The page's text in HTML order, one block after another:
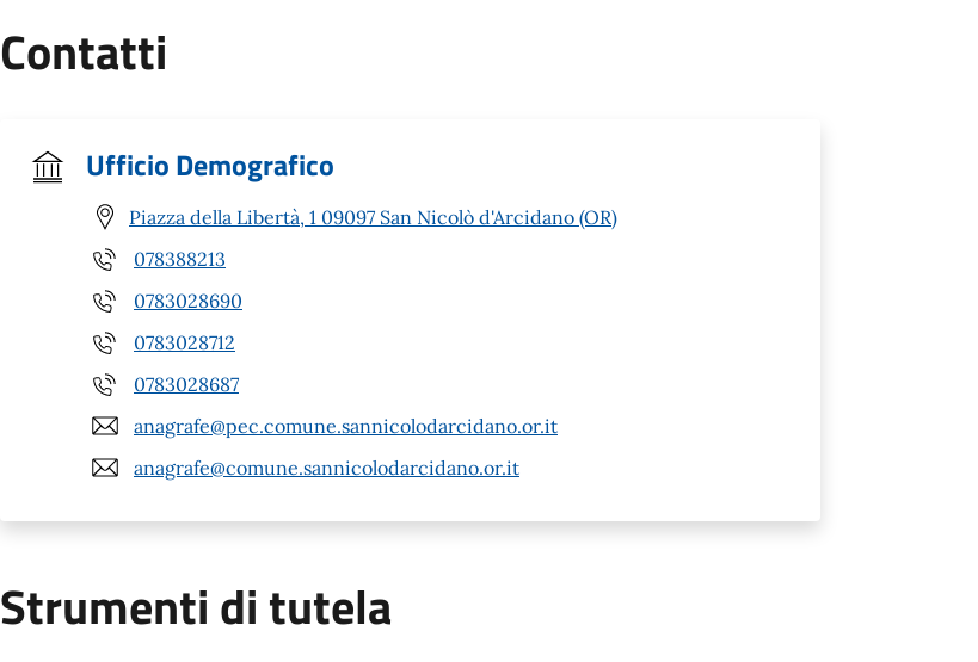
Contatti
Ufficio Demografico
Piazza della Libertà, 1 09097 San Nicolò d'Arcidano (OR)
078388213
0783028690
0783028712
0783028687
anagrafe@pec.comune.sannicolodarcidano.or.it
anagrafe@comune.sannicolodarcidano.or.it
Strumenti di tutela